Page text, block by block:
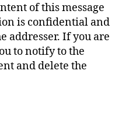
of this message
is confidential and
addresser. If you are
to notify to the
and delete the